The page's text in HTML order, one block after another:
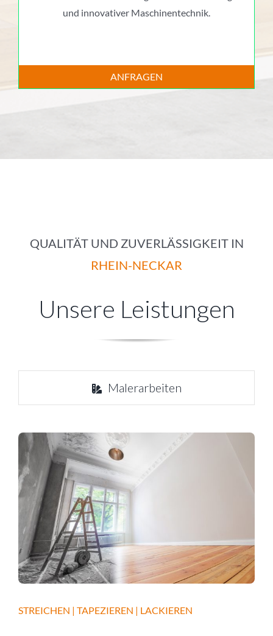
und innovativer Maschinentechnik.
ANFRAGEN
QUALITÄT UND ZUVERLÄSSIGKEIT IN
RHEIN-NECKAR
Unsere Leistungen
Malerarbeiten
STREICHEN | TAPEZIEREN | LACKIEREN